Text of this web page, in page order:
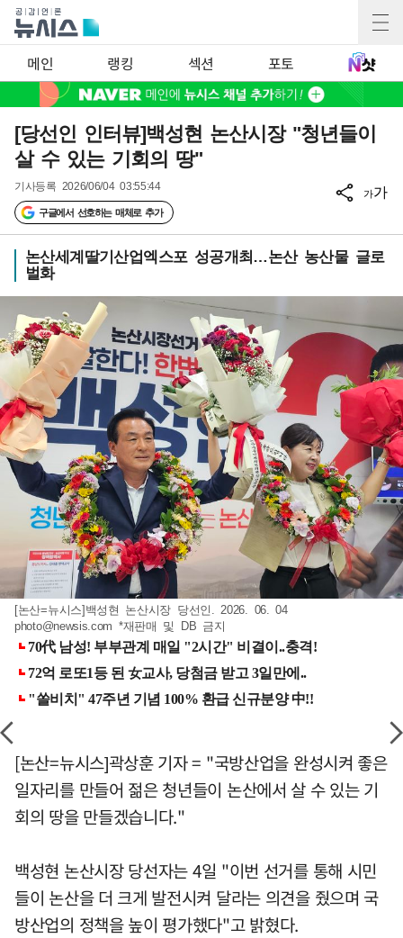
메인 랭킹 섹션 포토
[당선인 인터뷰]백성현 논산시장 "청년들이
살 수 있는 기회의 땅"
기사등록 2026/06/04 03:55:44
구글에서 선호하는 매체로 추가
가가
논산세계딸기산업엑스포 성공개최…논산 농산물 글로
벌화
[논산=뉴시스]백성현 논산시장 당선인. 2026. 06. 04
photo@newsis.com *재판매 및 DB 금지
[논산=뉴시스]곽상훈 기자 = "국방산업을 완성시켜 좋은
일자리를 만들어 젊은 청년들이 논산에서 살 수 있는 기
회의 땅을 만들겠습니다."
백성현 논산시장 당선자는 4일 "이번 선거를 통해 시민
들이 논산을 더 크게 발전시켜 달라는 의견을 줬으며 국
방산업의 정책을 높이 평가했다"고 밝혔다.